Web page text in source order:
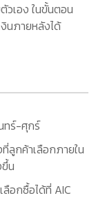
วเอง ในขั้นตอน
งินภายหลังได้
ทร์-ศุกร์
ลูกค้าเลือกภายใน
น
อกซื้อได้ที่ AIC